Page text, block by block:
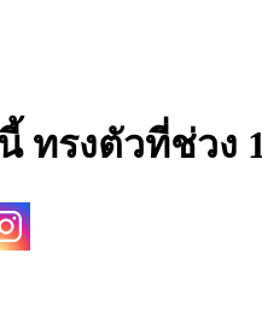
ทรงตัวที่ช่วง